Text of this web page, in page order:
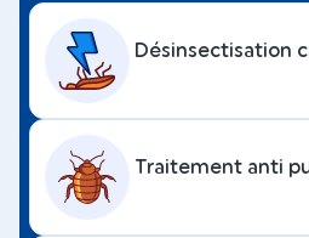
Désinsectisation
Traitement anti